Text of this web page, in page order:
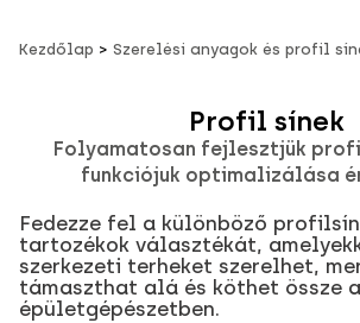
Kezdőlap Szerelési anyagok és profil
Profil sínek
Folyamatosan fejlesztjük
funkciójuk optimalizálása
Fedezze fel a különböző
tartozékok választékát,
szerkezeti terheket szerelhet,
támaszthat alá és köthet össze
épületgépészetben.